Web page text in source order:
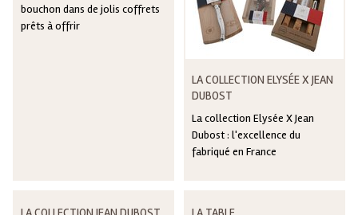
bouchon dans de jolis coffrets
prêts à offrir
LA COLLECTION ELYSÉE X JEAN
DUBOST
La collection Elysée X Jean
Dubost : l'excellence du
fabriqué en France